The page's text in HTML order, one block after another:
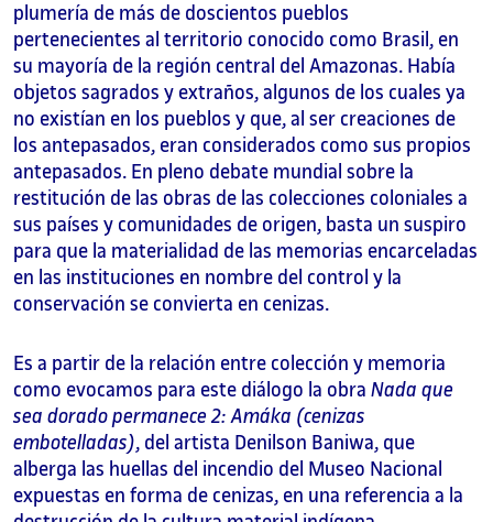
plumería de más de doscientos pueblos
pertenecientes al territorio conocido como Brasil, en
su mayoría de la región central del Amazonas. Había
objetos sagrados y extraños, algunos de los cuales ya
no existían en los pueblos y que, al ser creaciones de
los antepasados, eran considerados como sus propios
antepasados. En pleno debate mundial sobre la
restitución de las obras de las colecciones coloniales a
sus países y comunidades de origen, basta un suspiro
para que la materialidad de las memorias encarceladas
en las instituciones en nombre del control y la
conservación se convierta en cenizas.
Es a partir de la relación entre colección y memoria
como evocamos para este diálogo la obra Nada que
sea dorado permanece 2: Amáka (cenizas
embotelladas), del artista Denilson Baniwa, que
alberga las huellas del incendio del Museo Nacional
expuestas en forma de cenizas, en una referencia a la